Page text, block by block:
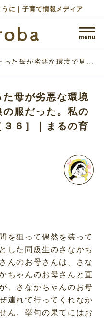
に｜子育て情報メディア
った母が劣悪な環境で見た
るの育児絵日記
母が劣悪な環境
服だった。私の
６］｜まるの育
を狙って偶然を装って
した同級生のさなかち
んのお母さんは、さな
ちゃんのお母さんと直
、さなかちゃんのお母
連れて行ってくれなか
ん。挙句の果てにはお